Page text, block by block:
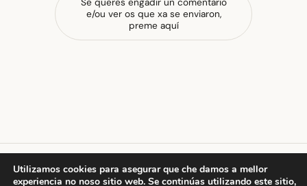
Se queres engadir un comentario
e/ou ver os que xa se enviaron,
preme aquí
Utilizamos cookies para asegurar que che damos a mellor
experiencia no noso sitio web. Se continúas utilizando este sitio,